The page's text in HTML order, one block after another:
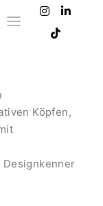
Hauptmenü
Köpfen,